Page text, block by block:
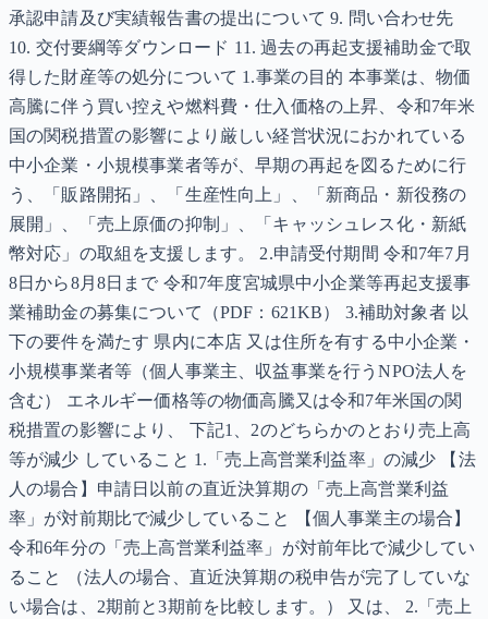
承認申請及び実績報告書の提出について 9. 問い合わせ先
10. 交付要綱等ダウンロード 11. 過去の再起支援補助金で取
得した財産等の処分について 1.事業の目的 本事業は、物価
高騰に伴う買い控えや燃料費・仕入価格の上昇、令和7年米
国の関税措置の影響により厳しい経営状況におかれている
中小企業・小規模事業者等が、早期の再起を図るために行
う、「販路開拓」、「生産性向上」、「新商品・新役務の
展開」、「売上原価の抑制」、「キャッシュレス化・新紙
幣対応」の取組を支援します。 2.申請受付期間 令和7年7月
8日から8月8日まで 令和7年度宮城県中小企業等再起支援事
業補助金の募集について（PDF：621KB） 3.補助対象者 以
下の要件を満たす 県内に本店 又は住所を有する中小企業・
小規模事業者等（個人事業主、収益事業を行うNPO法人を
含む） エネルギー価格等の物価高騰又は令和7年米国の関
税措置の影響により、 下記1、2のどちらかのとおり売上高
等が減少 していること 1.「売上高営業利益率」の減少 【法
人の場合】申請日以前の直近決算期の「売上高営業利益
率」が対前期比で減少していること 【個人事業主の場合】
令和6年分の「売上高営業利益率」が対前年比で減少してい
ること （法人の場合、直近決算期の税申告が完了していな
い場合は、2期前と3期前を比較します。） 又は、 2.「売上